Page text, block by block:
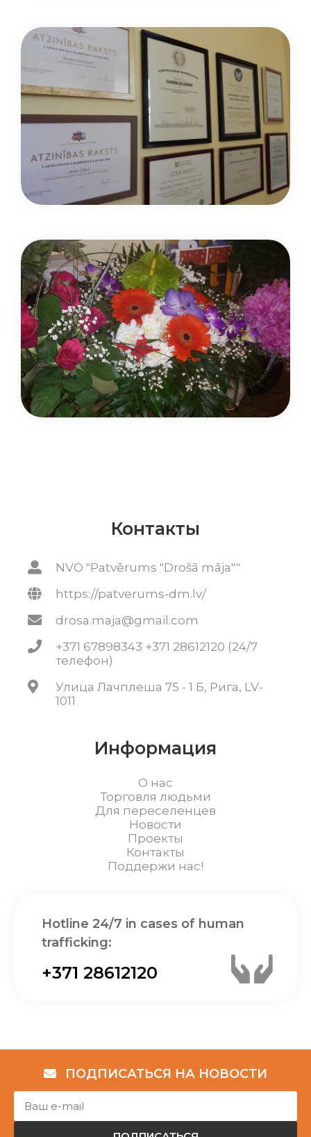
Контакты
NVO "Patvērums "Drošā māja""
https://patverums-dm.lv/
drosa.maja@gmail.com
+371 67898343 +371 28612120 (24/7
телефон)
Улица Лачплеша 75 - 1 Б, Рига, LV-
1011
Информация
О нас
Торговля людьми
Для переселенцев
Новости
Проекты
Контакты
Поддержи нас!
Hotline 24/7 in cases of human
trafficking:
+371 28612120
ПОДПИСАТЬСЯ НА НОВОСТИ